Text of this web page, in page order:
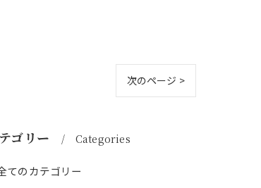
次のページ >
ゴリー Categories
てのカテゴリー